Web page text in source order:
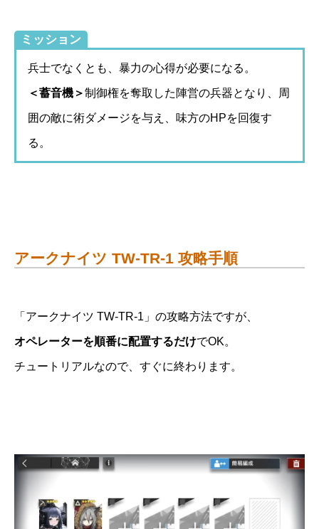
ミッション
兵士でなくとも、暴力の心得が必要になる。
＜蓄音機＞制御権を奪取した陣営の兵器となり、周
囲の敵に術ダメージを与え、味方のHPを回復す
る。
アークナイツ TW-TR-1 攻略手順
「アークナイツ TW-TR-1」の攻略方法ですが、
オペレーターを順番に配置するだけでOK。
チュートリアルなので、すぐに終わります。